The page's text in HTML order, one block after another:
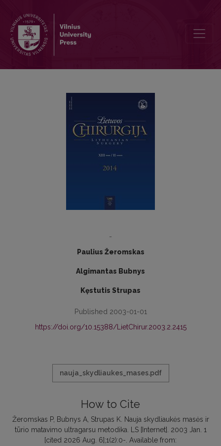
-
Paulius Žeromskas
Algimantas Bubnys
Kęstutis Strupas
Published 2003-01-01
https://doi.org/10.15388/LietChirur.2003.2.2415
nauja_skydliaukes_mases.pdf
How to Cite
Žeromskas P, Bubnys A, Strupas K. Nauja skydliaukės masės ir
tūrio matavimo ultragarsu metodika. LS [Internet]. 2003 Jan. 1
[cited 2026 Aug. 6];1(2):0-. Available from: